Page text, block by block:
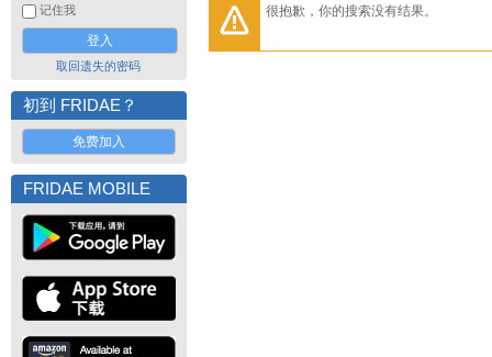
记住我
取回遗失的密码
初到 FRIDAE？
免费加入
FRIDAE MOBILE
很抱歉，你的搜索没有结果。